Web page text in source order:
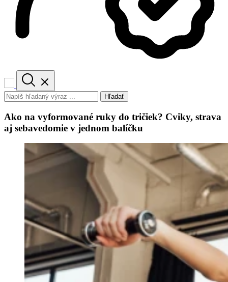
Hľadať
Ako na vyformované ruky do tričiek? Cviky, strava
aj sebavedomie v jednom balíčku